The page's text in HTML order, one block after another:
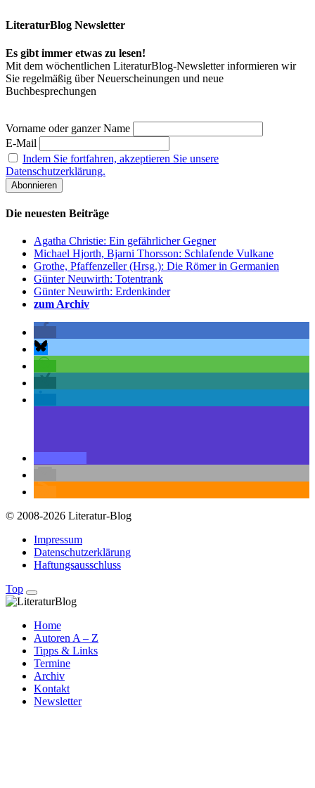
LiteraturBlog Newsletter
Es gibt immer etwas zu lesen!
Mit dem wöchentlichen LiteraturBlog-Newsletter informieren wir
Sie regelmäßig über Neuerscheinungen und neue
Buchbesprechungen
Vorname oder ganzer Name
E-Mail
Indem Sie fortfahren, akzeptieren Sie unsere
Datenschutzerklärung.
Die neuesten Beiträge
Agatha Christie: Ein gefährlicher Gegner
Michael Hjorth, Bjarni Thorsson: Schlafende Vulkane
Grothe, Pfaffenzeller (Hrsg.): Die Römer in Germanien
Günter Neuwirth: Totentrank
Günter Neuwirth: Erdenkinder
zum Archiv
© 2008-2026 Literatur-Blog
Impressum
Datenschutzerklärung
Haftungsausschluss
Top
Home
Autoren A – Z
Tipps & Links
Termine
Archiv
Kontakt
Newsletter